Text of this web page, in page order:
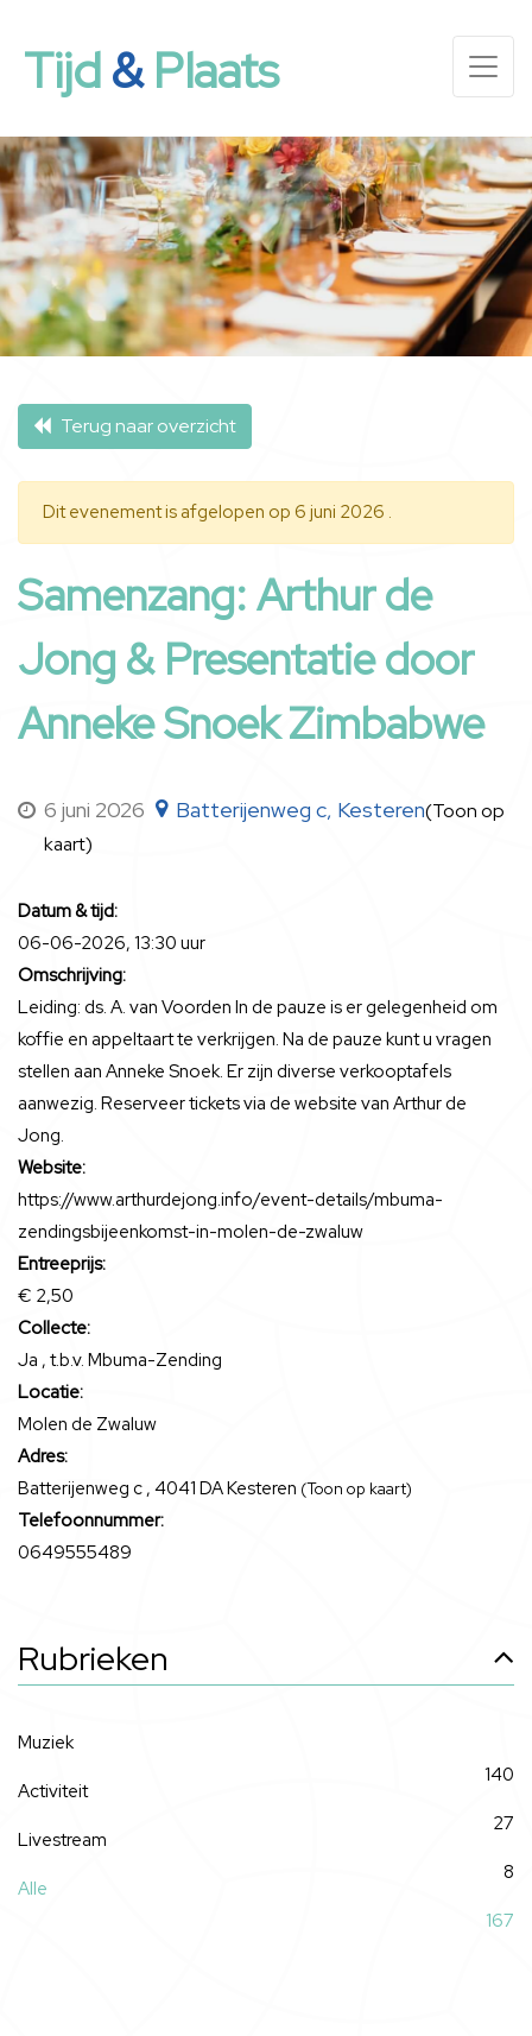
Tijd&Plaats
Terug naar overzicht
Dit evenement is afgelopen op 6 juni 2026 .
Samenzang: Arthur de
Jong & Presentatie door
Anneke Snoek Zimbabwe
6 juni 2026 Batterijenweg c, Kesteren(Toon op
kaart)
Datum & tijd:
06-06-2026, 13:30 uur
Omschrijving:
Leiding: ds. A. van Voorden In de pauze is er gelegenheid om
koffie en appeltaart te verkrijgen. Na de pauze kunt u vragen
stellen aan Anneke Snoek. Er zijn diverse verkooptafels
aanwezig. Reserveer tickets via de website van Arthur de
Jong.
Website:
https://www.arthurdejong.info/event-details/mbuma-
zendingsbijeenkomst-in-molen-de-zwaluw
Entreeprijs:
€ 2,50
Collecte:
Ja , t.b.v. Mbuma-Zending
Locatie:
Molen de Zwaluw
Adres:
Batterijenweg c , 4041 DA Kesteren (Toon op kaart)
Telefoonnummer:
0649555489
Rubrieken
Muziek
140
Activiteit
27
Livestream
8
Alle
167